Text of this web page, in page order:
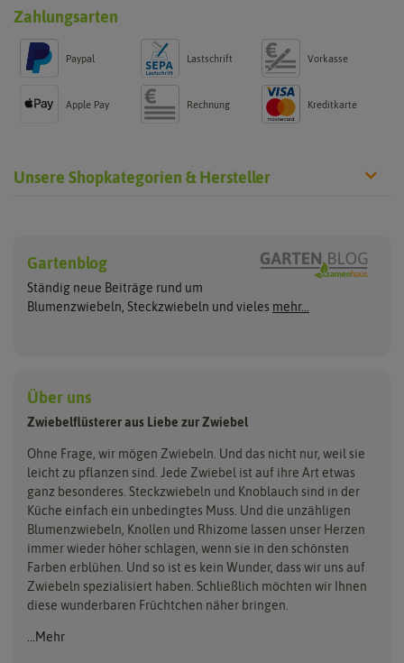
Zahlungsarten
Paypal Lastschrift Vorkasse
Apple Pay Rechnung Kreditkarte
Unsere Shopkategorien & Hersteller
Gelbe Steckzwiebeln
Weiße Steckzwiebeln
Rote Steckzwiebeln
Steckzwiebelmischungen
Sommerblüher
Blumenzwiebelmischungen
Flortus
Dürr Samen
Quedlinburger Saatgut
Holland Park
ReinSaat
Kent & Stowe
Flora Elite
Samen Pfann
Flora Fantastica
Gartenblog
Ständig neue Beiträge rund um
Blumenzwiebeln, Steckzwiebeln und vieles mehr...
Über uns
Zwiebelflüsterer aus Liebe zur Zwiebel
Ohne Frage, wir mögen Zwiebeln. Und das nicht nur, weil sie
leicht zu pflanzen sind. Jede Zwiebel ist auf ihre Art etwas
ganz besonderes. Steckzwiebeln und Knoblauch sind in der
Küche einfach ein unbedingtes Muss. Und die unzähligen
Blumenzwiebeln, Knollen und Rhizome lassen unser Herzen
immer wieder höher schlagen, wenn sie in den schönsten
Farben erblühen. Und so ist es kein Wunder, dass wir uns auf
Zwiebeln spezialisiert haben. Schließlich möchten wir Ihnen
diese wunderbaren Früchtchen näher bringen.
...Mehr